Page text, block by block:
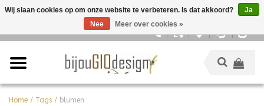
Home / Tags / blumen
Wij slaan cookies op om onze website te verbeteren. Is dat akkoord?
Ja
Nee
Meer over cookies »